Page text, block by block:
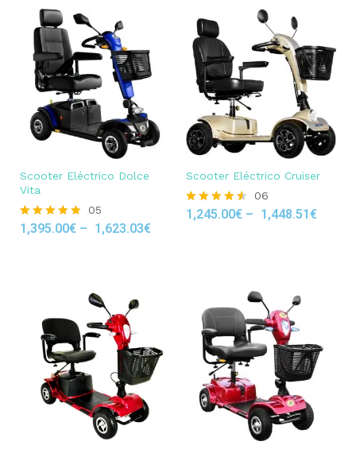
Scooter Eléctrico Dolce
Vita
Rated
05
1,395.00€ – 1,623.03€
Scooter Eléctrico Cruiser
Rated
06
1,245.00€ – 1,448.51€